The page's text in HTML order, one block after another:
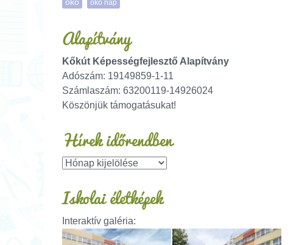
öko nap
Alapítvány
Kőkút Képességfejlesztő Alapítvány
Adószám: 19149859-1-11
Számlaszám: 63200119-14926024
Köszönjük támogatásukat!
Hírek időrendben
Iskolai életképek
Interaktív galéria: